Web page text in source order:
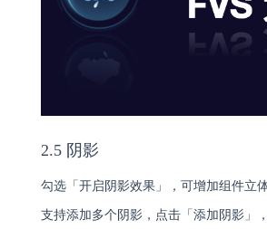
2.5 阴影
勾选「开启阴影效果」，可增加组件立体
支持添加多个阴影，点击「添加阴影」